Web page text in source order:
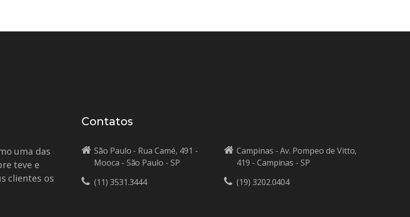
uma das
teve e
clientes os
Contatos
São Paulo - Rua Camé, 491 -
Mooca - São Paulo - SP
(11) 3531.3444
Campinas - Av. Pompeo de Vitto,
419 - Campinas - SP
(19) 3202.0404